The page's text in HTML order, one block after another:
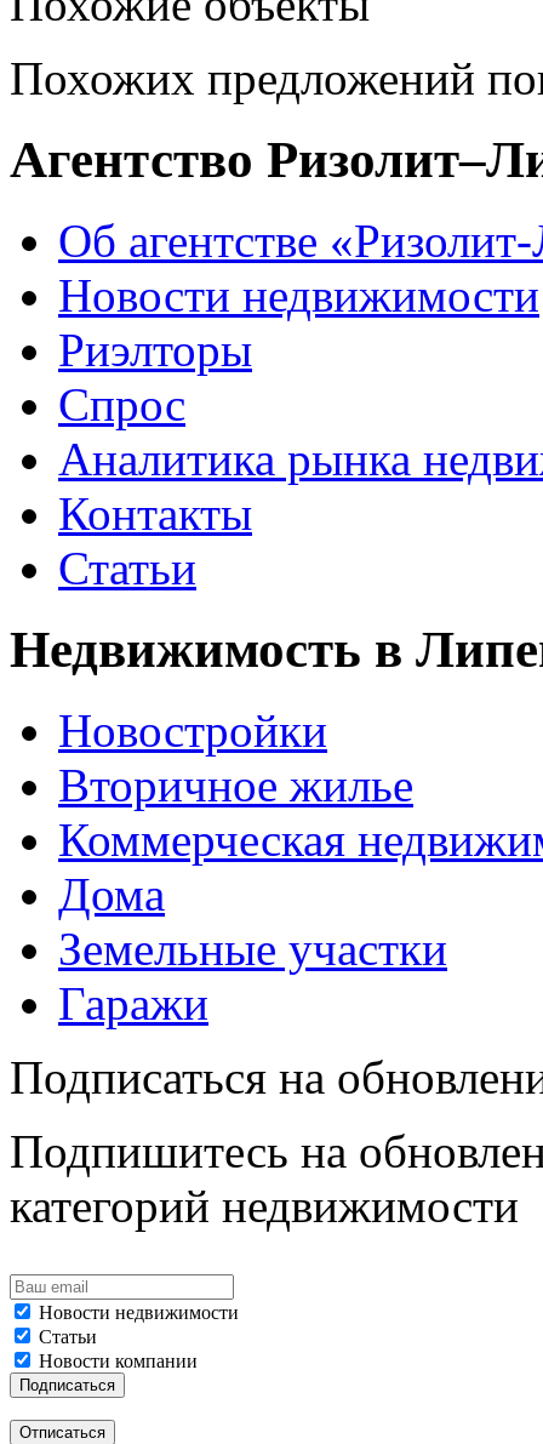
Похожих предложений
Агентство
Об агентстве
Новости недвижимости
Риэлторы
Спрос
Аналитика рынка
Контакты
Статьи
Недвижимость в
Новостройки
Вторичное жилье
Коммерческая
Дома
Земельные участки
Гаражи
Подписаться на
Подпишитесь на
категорий недвижимости
Новости недвижимости
Статьи
Новости компании